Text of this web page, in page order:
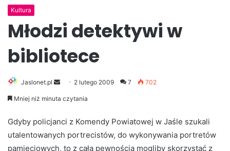
Kultura
Młodzi detektywi w
bibliotece
Jaslonet.pl
d
a
2 lutego 2009 7 702
Mniej niż minuta czytania
Gdyby policjanci z Komendy Powiatowej w Jaśle szukali
utalentowanych portrecistów, do wykonywania portretów
pamięciowych, to z całą pewnością mogliby skorzystać z